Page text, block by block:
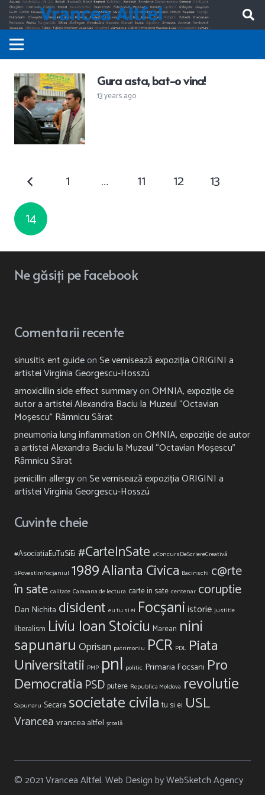
Gura asta, bat-o vina!
13 years ago
1 … 11 12
13
14
Negăsiți pe Facebook
Comentarii recente
sinusitis ent guideonSe vernisează expoziția ORIGINI a
artistei Virginia Georgescu-Hosszú
amoxicillin side effect summaryonOMNIA, expoziție de
autor a artistei Alexandra Baciu la Muzeul “Octavian
Moșescu” Râmnicu Sărat
pneumonia lung inflammationonOMNIA, expoziție de autor
a artistei Alexandra Baciu la Muzeul “Octavian Moșescu”
Râmnicu Sărat
penicillin allergyonSe vernisează expoziția ORIGINI a
artistei Virginia Georgescu-Hosszú
Cuvinte cheie
#AsociatiaEuTuSiEi #CarteInSate #ConcursDeScriereCreativă
#PovestimFocșaniul 1989Alianta Civica Bacinschi c@rte
în sate calitate Caravana de lectura carte in sate centenar coruptie
Dan Nichita disident eu tu si ei Focșaniistorie justitie
liberalism Liviu Ioan Stoiciu Marean nini
sapunaru Oprisan patrimoniu PCR PDL Piata
Universitatii PMP pnl politic Primaria Focsani Pro
Democratia PSD putere Republica Moldova revolutie
Sapunaru Secara societate civila tu si ei USL
Vrancea vrancea altfel școală
© 2021 Vrancea Altfel. Web Design by WebSketch Agency